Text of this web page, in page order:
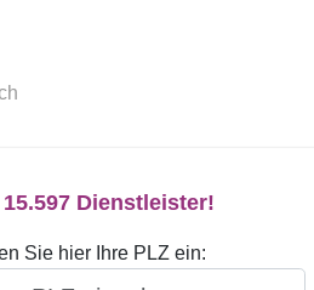
Dienstleister!
Sie hier Ihre PLZ ein: